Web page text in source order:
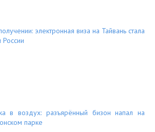
электронная виза на Тайвань стала
в воздух: разъярённый бизон напал на
парке